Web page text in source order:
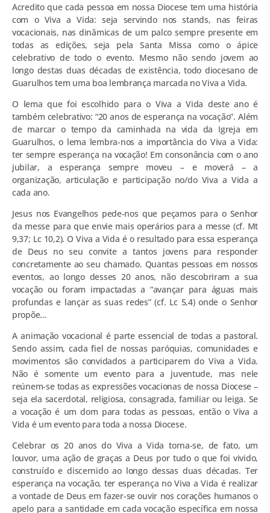
Acredito que cada pessoa em nossa Diocese tem uma história
com o Viva a Vida: seja servindo nos stands, nas feiras
vocacionais, nas dinâmicas de um palco sempre presente em
todas as edições, seja pela Santa Missa como o ápice
celebrativo de todo o evento. Mesmo não sendo jovem ao
longo destas duas décadas de existência, todo diocesano de
Guarulhos tem uma boa lembrança marcada no Viva a Vida.
O lema que foi escolhido para o Viva a Vida deste ano é
também celebrativo: “20 anos de esperança na vocação”. Além
de marcar o tempo da caminhada na vida da Igreja em
Guarulhos, o lema lembra-nos a importância do Viva a Vida:
ter sempre esperança na vocação! Em consonância com o ano
jubilar, a esperança sempre moveu – e moverá – a
organização, articulação e participação no/do Viva a Vida a
cada ano.
Jesus nos Evangelhos pede-nos que peçamos para o Senhor
da messe para que envie mais operários para a messe (cf. Mt
9,37; Lc 10,2). O Viva a Vida é o resultado para essa esperança
de Deus no seu convite a tantos jovens para responder
concretamente ao seu chamado. Quantas pessoas em nossos
eventos, ao longo desses 20 anos, não descobriram a sua
vocação ou foram impactadas a “avançar para águas mais
profundas e lançar as suas redes” (cf. Lc 5,4) onde o Senhor
propõe…
A animação vocacional é parte essencial de todas a pastoral.
Sendo assim, cada fiel de nossas paróquias, comunidades e
movimentos são convidados a participarem do Viva a Vida.
Não é somente um evento para a juventude, mas nele
reúnem-se todas as expressões vocacionas de nossa Diocese –
seja ela sacerdotal, religiosa, consagrada, familiar ou leiga. Se
a vocação é um dom para todas as pessoas, então o Viva a
Vida é um evento para toda a nossa Diocese.
Celebrar os 20 anos do Viva a Vida torna-se, de fato, um
louvor, uma ação de graças a Deus por tudo o que foi vivido,
construído e discernido ao longo dessas duas décadas. Ter
esperança na vocação, ter esperança no Viva a Vida é realizar
a vontade de Deus em fazer-se ouvir nos corações humanos o
apelo para a santidade em cada vocação específica em nossa